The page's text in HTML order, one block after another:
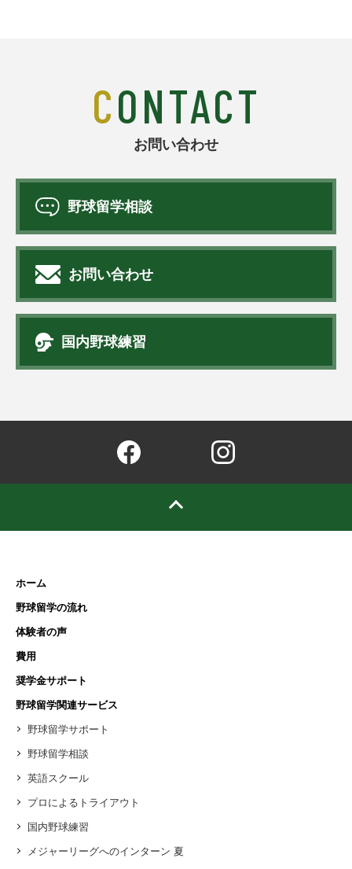
CONTACT
お問い合わせ
野球留学相談
お問い合わせ
国内野球練習
ホーム
野球留学の流れ
体験者の声
費用
奨学金サポート
野球留学関連サービス
野球留学サポート
野球留学相談
英語スクール
プロによるトライアウト
国内野球練習
メジャーリーグへのインターン 夏